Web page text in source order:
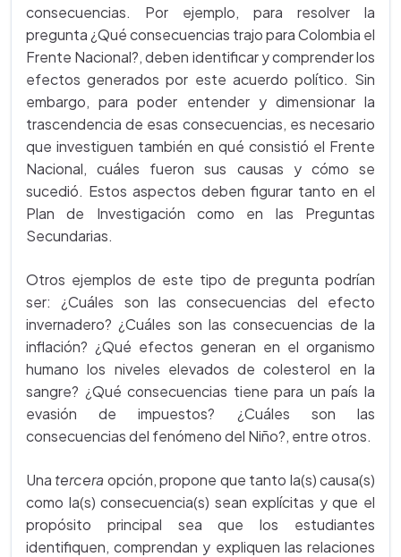
consecuencias. Por ejemplo, para resolver la
pregunta ¿Qué consecuencias trajo para Colombia el
Frente Nacional?, deben identificar y comprender los
efectos generados por este acuerdo político. Sin
embargo, para poder entender y dimensionar la
trascendencia de esas consecuencias, es necesario
que investiguen también en qué consistió el Frente
Nacional, cuáles fueron sus causas y cómo se
sucedió. Estos aspectos deben figurar tanto en el
Plan de Investigación como en las Preguntas
Secundarias.
Otros ejemplos de este tipo de pregunta podrían
ser: ¿Cuáles son las consecuencias del efecto
invernadero? ¿Cuáles son las consecuencias de la
inflación? ¿Qué efectos generan en el organismo
humano los niveles elevados de colesterol en la
sangre? ¿Qué consecuencias tiene para un país la
evasión de impuestos? ¿Cuáles son las
consecuencias del fenómeno del Niño?, entre otros.
Una tercera opción, propone que tanto la(s) causa(s)
como la(s) consecuencia(s) sean explícitas y que el
propósito principal sea que los estudiantes
identifiquen, comprendan y expliquen las relaciones